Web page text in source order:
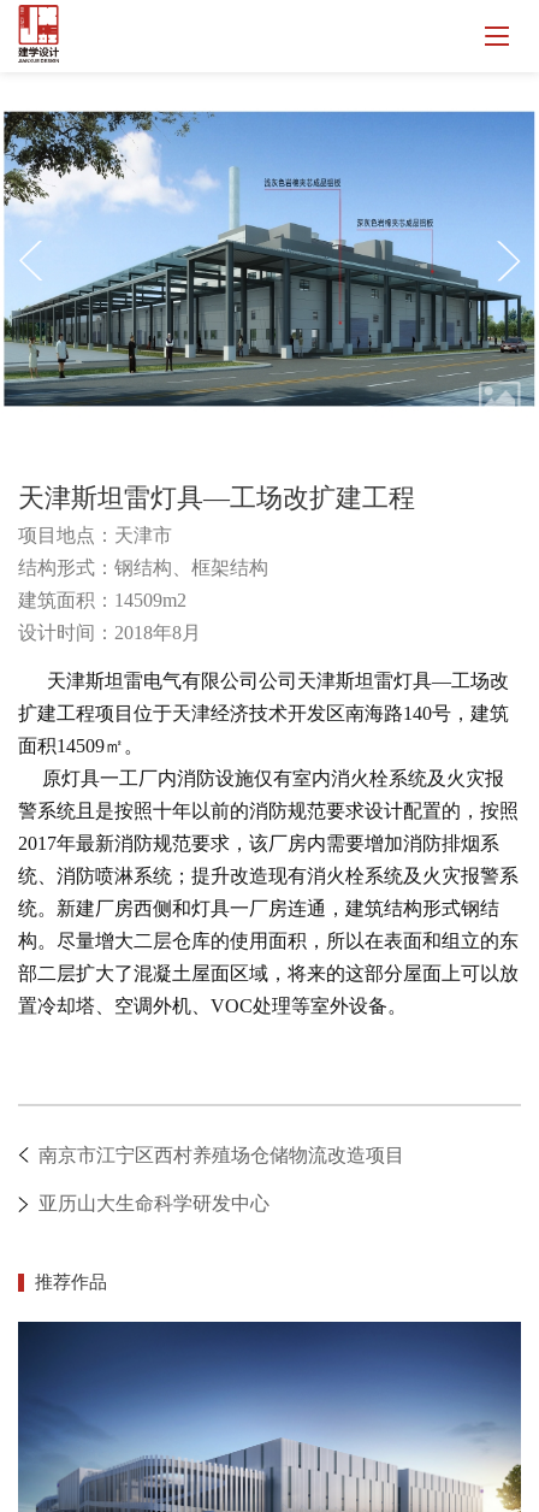
天津斯坦雷灯具—工场改扩建工程
项目地点：天津市
结构形式：钢结构、框架结构
建筑面积：14509m2
设计时间：2018年8月
天津斯坦雷电气有限公司公司天津斯坦雷灯具—工场改
扩建工程项目位于天津经济技术开发区南海路140号，建筑
面积14509㎡。
原灯具一工厂内消防设施仅有室内消火栓系统及火灾报
警系统且是按照十年以前的消防规范要求设计配置的，按照
2017年最新消防规范要求，该厂房内需要增加消防排烟系
统、消防喷淋系统；提升改造现有消火栓系统及火灾报警系
统。新建厂房西侧和灯具一厂房连通，建筑结构形式钢结
构。尽量增大二层仓库的使用面积，所以在表面和组立的东
部二层扩大了混凝土屋面区域，将来的这部分屋面上可以放
置冷却塔、空调外机、VOC处理等室外设备。
南京市江宁区西村养殖场仓储物流改造项目
亚历山大生命科学研发中心
推荐作品